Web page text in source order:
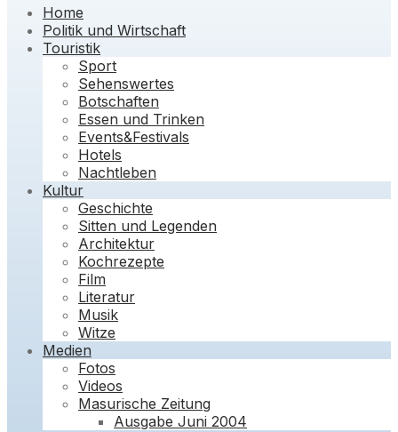
Home
Politik und Wirtschaft
Touristik
Sport
Sehenswertes
Botschaften
Essen und Trinken
Events&Festivals
Hotels
Nachtleben
Kultur
Geschichte
Sitten und Legenden
Architektur
Kochrezepte
Film
Literatur
Musik
Witze
Medien
Fotos
Videos
Masurische Zeitung
Ausgabe Juni 2004